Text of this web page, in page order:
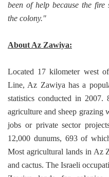
been of help because the
the colony."
About Az Zawiya:
Located 17 kilometer west
Line, Az Zawiya has a
statistics conducted in
agriculture and sheep grazing
jobs or private sector
12,000 dunums, 693 of
Most agricultural lands in Az
and cactus. The Israeli